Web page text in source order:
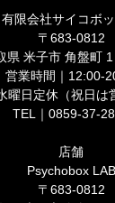
有限会社サイコボ
〒683-0812
県 米子市 角盤町
営業時間｜12:00-
曜日定休（祝日は
TEL｜0859-37-
店舗
Psychobox LAB
〒683-0812